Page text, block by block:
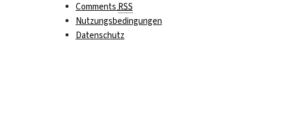
CommentsRSS
Nutzungsbedingungen
Datenschutz